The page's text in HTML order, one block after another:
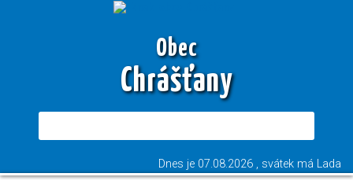
Obec
Chrášťany
Dnes je 07.08.2026 , svátek má Lada